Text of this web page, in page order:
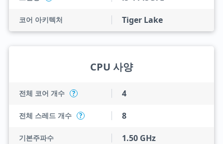
코어 아키텍처 Tiger Lake
CPU 사양
전체 코어 개수 ? 4
전체 스레드 개수 ? 8
기본주파수 1.50 GHz